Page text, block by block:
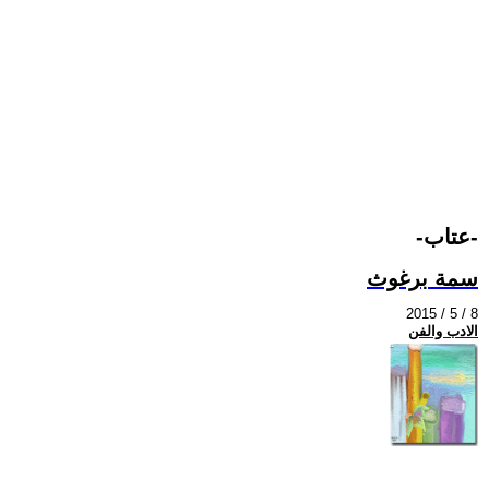
-عتاب-
سمة برغوث
2015 / 5 / 8
الادب والفن